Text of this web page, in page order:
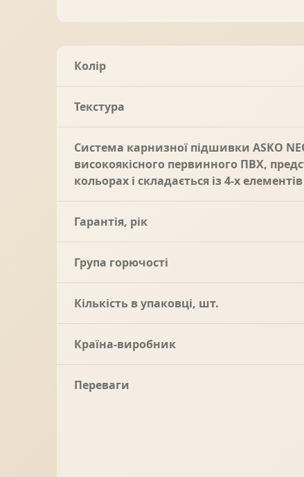
Колір
Текстура
Система карнизної підшивки ASKO
високоякісного первинного ПВХ,
кольорах і складається із 4-х елементів
Гарантія, рік
Група горючості
Кількість в упаковці, шт.
Країна-виробник
Переваги